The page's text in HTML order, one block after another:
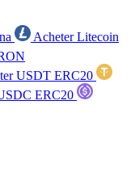
Acheter Litecoin
USDT ERC20
ERC20